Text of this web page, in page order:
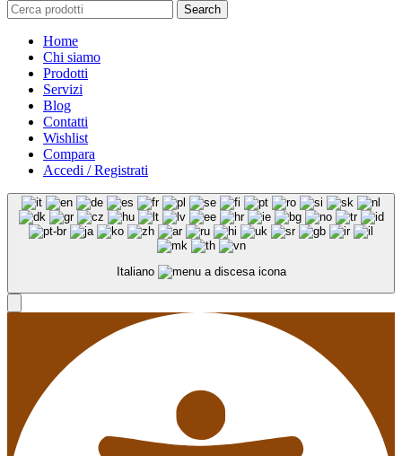
Search
Home
Chi siamo
Prodotti
Servizi
Blog
Contatti
Wishlist
Compara
Accedi / Registrati
Italiano